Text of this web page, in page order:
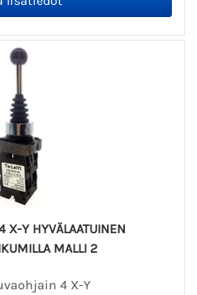
X-Y HYVÄLAATUINEN
MALLI 2
4 X-Y